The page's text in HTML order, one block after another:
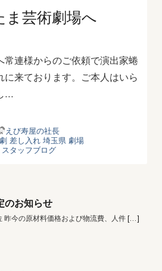
ま芸術劇場へ
常連様からのご依頼で演出家蜷
に来ております。ご本人はいら
…
えび寿屋の社長
差し入れ 埼玉県 劇場
スタッフブログ
のお知らせ
昨今の原材料価格および物流費、人件 […]